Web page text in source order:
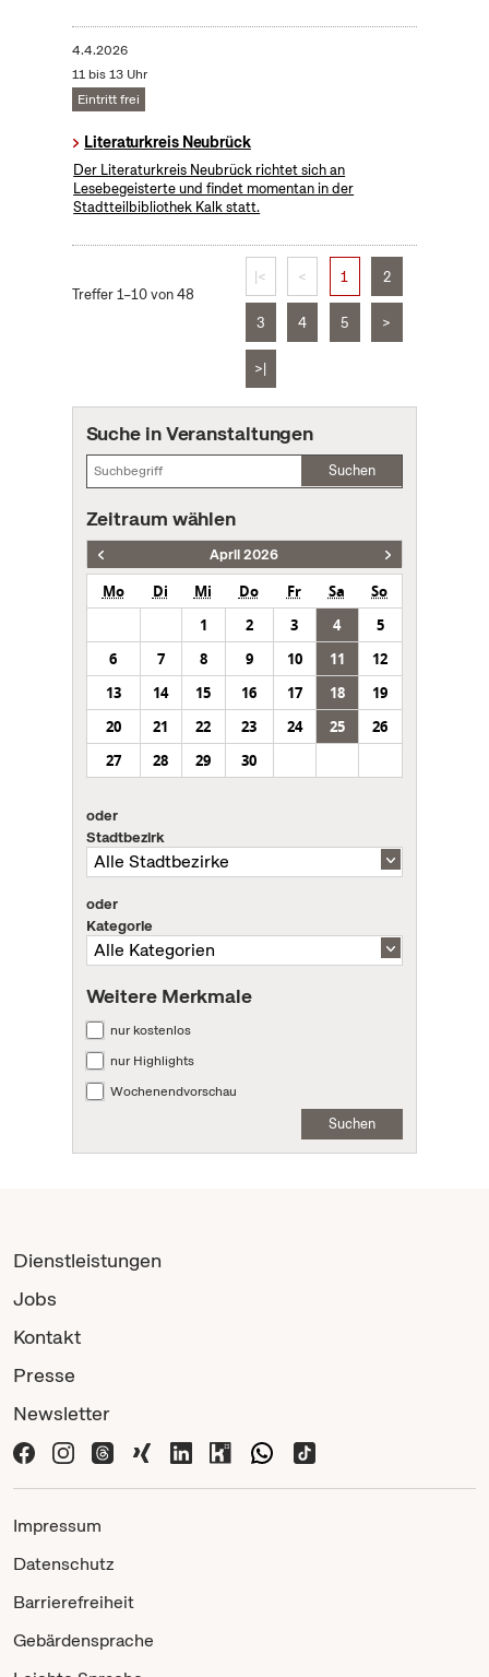
4.4.2026
11 bis 13 Uhr
Eintritt frei
Literaturkreis Neubrück
Der Literaturkreis Neubrück richtet sich an
Lesebegeisterte und findet momentan in der
Stadtteilbibliothek Kalk statt.
Treffer 1–10 von 48
|< < 1 2
3 4 5 >
>|
Suche in Veranstaltungen
Suchen
Zeitraum wählen
April 2026
Mo Di Mi Do Fr Sa
So
1
2 3 4
5
6
7 8 9 10 11
12
13
14 15 16 17 18
19
20
21 22 23 24 25
26
27
28 29 30
oder
Stadtbezirk
oder
Kategorie
Weitere Merkmale
nur kostenlos
nur Highlights
Wochenendvorschau
Suchen
Dienstleistungen
Jobs
Kontakt
Presse
Newsletter
Impressum
Datenschutz
Barrierefreiheit
Gebärdensprache